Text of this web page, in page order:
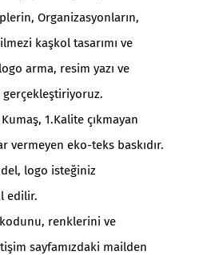
Organizasyonların,
kaşkol tasarımı ve
arma, resim yazı ve
gerçekleştiriyoruz.
1.Kalite çıkmayan
vermeyen eko-teks baskıdır.
logo isteğiniz
edilir.
renklerini ve
sayfamızdaki mailden